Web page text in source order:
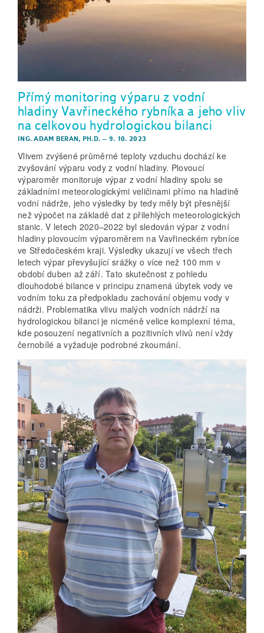
Přímý monitoring výparu z vodní
hladiny Vavřineckého rybníka a jeho vliv
na celkovou hydrologickou bilanci
ING. ADAM BERAN, PH.D. –9. 10. 2023
Vlivem zvýšené průměrné teploty vzduchu dochází ke
zvyšování výparu vody z vodní hladiny. Plovoucí
výparoměr monitoruje výpar z vodní hladiny spolu se
základními meteorologickými veličinami přímo na hladině
vodní nádrže, jeho výsledky by tedy měly být přesnější
než výpočet na základě dat z přilehlých meteorologických
stanic. V letech 2020–2022 byl sledován výpar z vodní
hladiny plovoucím výparoměrem na Vavřineckém rybníce
ve Středočeském kraji. Výsledky ukazují ve všech třech
letech výpar převyšující srážky o více než 100 mm v
období duben až září. Tato skutečnost z pohledu
dlouhodobé bilance v principu znamená úbytek vody ve
vodním toku za předpokladu zachování objemu vody v
nádrži. Problematika vlivu malých vodních nádrží na
hydrologickou bilanci je nicméně velice komplexní téma,
kde posouzení negativních a pozitivních vlivů není vždy
černobílé a vyžaduje podrobné zkoumání.